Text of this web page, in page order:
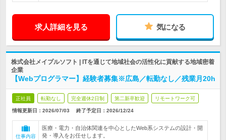
求人詳細を見る 気になる
株式会社メイプルソフト | ITを通じて地域社会の活性化に貢献する地域密着
企業
【Webプログラマー】経験者募集※広島／転勤なし／残業月20h
正社員 転勤なし 完全週休2日制 第二新卒歓迎 リモートワーク可
情報更新日：2026/07/03 終了予定日： 2026/12/24
仕事内容
医療・電力・自治体関連を中心としたWeb系システムの設計・開
発・導入をお任せします。